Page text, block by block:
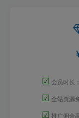
☑ 会员时长
☑ 全站资源
☑ 推广佣金